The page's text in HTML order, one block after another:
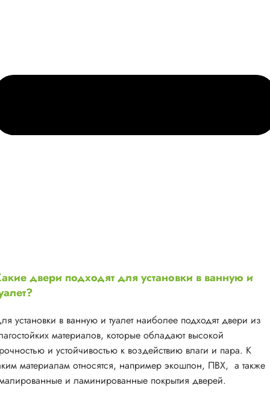
двери подходят для установки в ванную и
установки в ванную и туалет наиболее подходят двери из
материалов, которые обладают высокой
и устойчивостью к воздействию влаги и пара. К
материалам относятся, например экошпон, ПВХ, а также
и ламинированные покрытия дверей.